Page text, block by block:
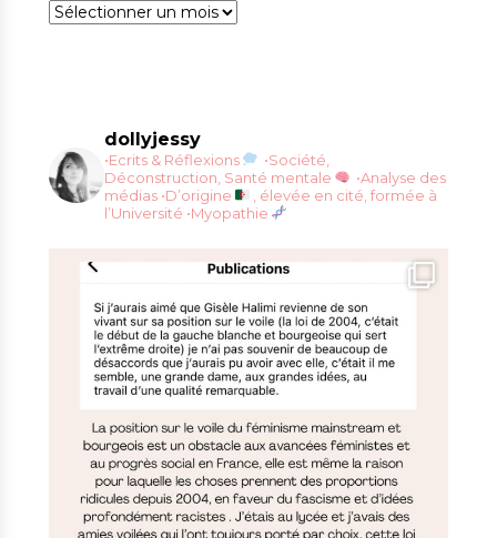
Archives
dollyjessy
•Ecrits & Réflexions
•Société,
Déconstruction, Santé mentale
•Analyse des
médias •D’origine
, élevée en cité, formée à
l’Université •Myopathie